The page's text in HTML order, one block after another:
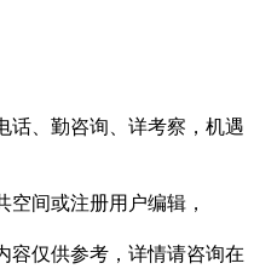
话、勤咨询、详考察，机遇
间或注册用户编辑，
容仅供参考，详情请咨询在